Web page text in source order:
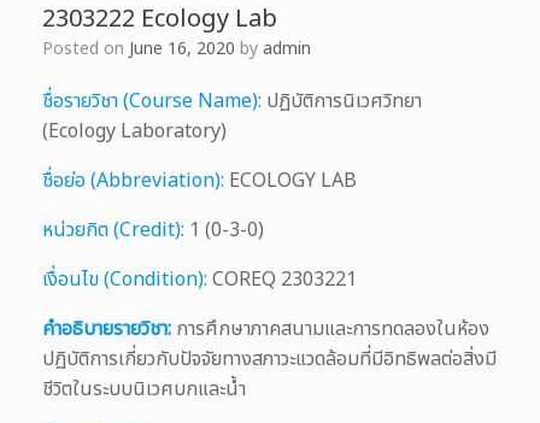
2303222 Ecology Lab
Posted on June 16, 2020 byadmin
ชื่อรายวิชา (Course Name): ปฏิบัติการนิเวศวิทยา
(Ecology Laboratory)
ชื่อย่อ (Abbreviation): ECOLOGY LAB
หน่วยกิต (Credit): 1 (0-3-0)
เงื่อนไข (Condition): COREQ 2303221
คำอธิบายรายวิชา: การศึกษาภาคสนามและการทดลองในห้อง
ปฏิบัติการเกี่ยวกับปัจจัยทางสภาวะแวดล้อมที่มีอิทธิพลต่อสิ่งมี
ชีวิตในระบบนิเวศบกและน้ำ